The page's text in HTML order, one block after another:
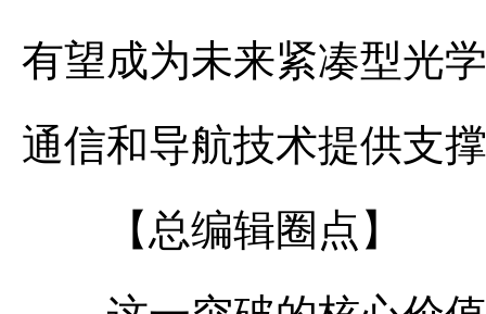
有望成为未来紧凑型光
通信和导航技术提供支
【总编辑圈点】